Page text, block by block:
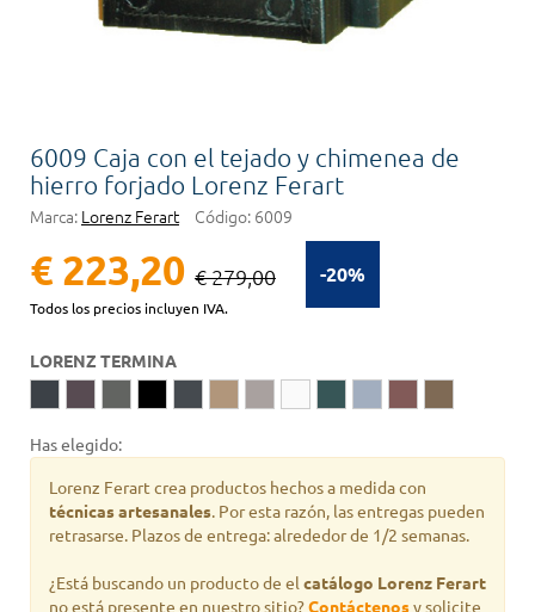
6009 Caja con el tejado y chimenea de
hierro forjado Lorenz Ferart
Marca: Lorenz Ferart Código: 6009
-20%
€ 223,20 € 279,00
Todos los precios incluyen IVA.
LORENZ TERMINA
Has elegido:
Lorenz Ferart crea productos hechos a medida con
técnicas artesanales. Por esta razón, las entregas pueden
retrasarse. Plazos de entrega: alrededor de 1/2 semanas.
¿Está buscando un producto de el catálogo Lorenz Ferart
no está presente en nuestro sitio?Contáctenosy solicite